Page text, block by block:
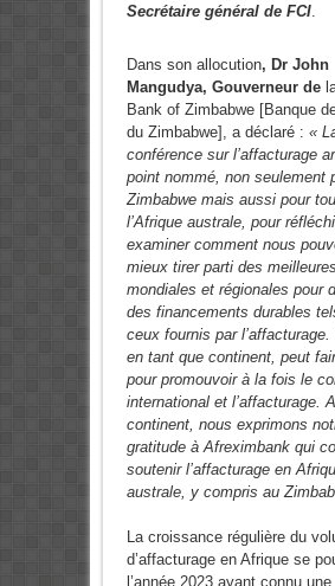
Secrétaire général de FCI.
Dans son allocution, Dr John
Mangudya, Gouverneur de
Bank of Zimbabwe [Banque
du Zimbabwe], a déclaré : «
conférence sur l’affacturage
point nommé, non seulement
Zimbabwe mais aussi pour
l’Afrique australe, pour
examiner comment nous
mieux tirer parti des
mondiales et régionales pour
des financements durables
ceux fournis par l’affacturage.
en tant que continent, peut
pour promouvoir à la fois le
international et l’affacturage.
continent, nous exprimons
gratitude à Afreximbank qui
soutenir l’affacturage en
australe, y compris au
La croissance régulière du
d’affacturage en Afrique se
l’année 2023 ayant connu une